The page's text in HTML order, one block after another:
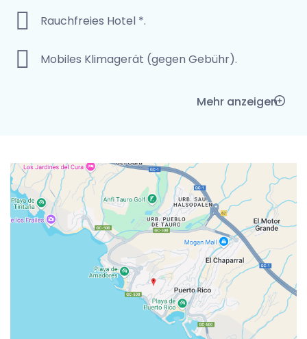
Rauchfreies Hotel *.
Mobiles Klimagerät (gegen Gebühr).
Mehr anzeigen